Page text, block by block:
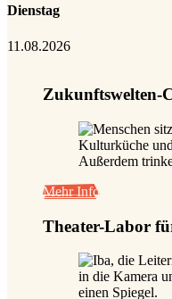
Dienstag
11.08.2026
Zukunftswelten-
Mehr Info
Theater-Labor